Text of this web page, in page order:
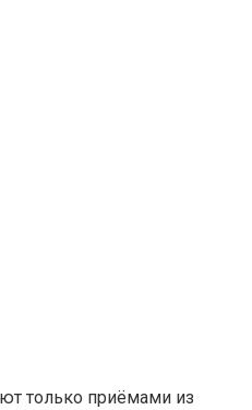
только приёмами из